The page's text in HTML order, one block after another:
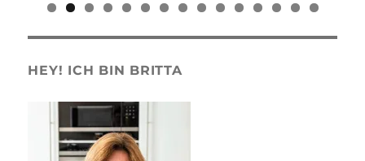
0 1 2 3 4 5
HEY! ICH BIN BRITTA